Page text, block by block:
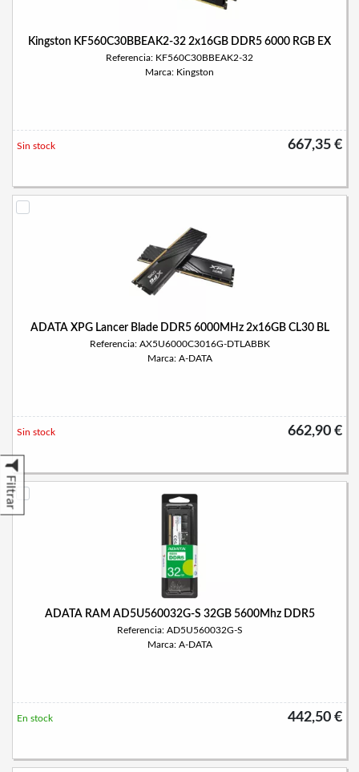
Filtrar
Kingston KF560C30BBEAK2-32 2x16GB DDR5 6000 RGB EX
Referencia: KF560C30BBEAK2-32
Marca: Kingston
667,35 €
Sin stock
ADATA XPG Lancer Blade DDR5 6000MHz 2x16GB CL30 BL
Referencia: AX5U6000C3016G-DTLABBK
Marca: A-DATA
662,90 €
Sin stock
ADATA RAM AD5U560032G-S 32GB 5600Mhz DDR5
Referencia: AD5U560032G-S
Marca: A-DATA
442,50 €
En stock